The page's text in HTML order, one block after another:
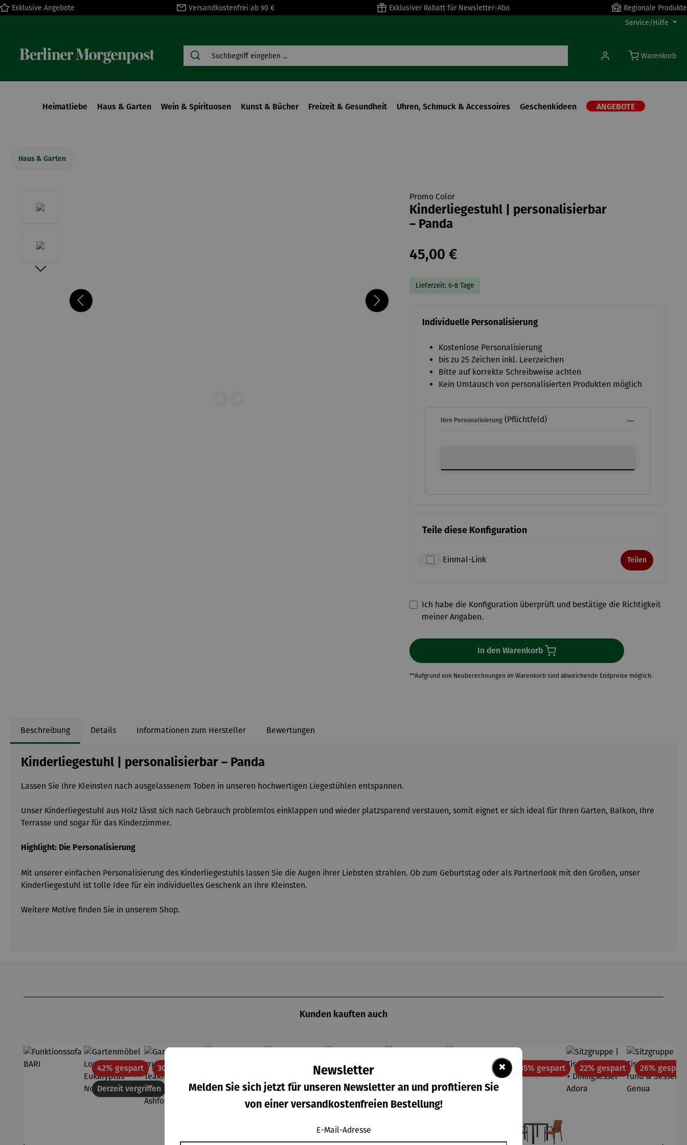
Zur Hauptnavigation springen
Exklusive Angebote Versandkostenfrei ab 90 € Exklusiver Rabatt für Newsletter-Abo
Regionale Produkte
Service/Hilfe
Warenkorb
Heimatliebe Haus & Garten Wein & Spirituosen Kunst & Bücher Freizeit & Gesundheit Uhren, Schmuck & Accessoires Geschenkideen ANGEBOTE
Haus & Garten
Promo Color
Kinderliegestuhl | personalisierbar
– Panda
45,00 €
Lieferzeit: 6-8 Tage
Individuelle Personalisierung
Kostenlose Personalisierung
bis zu 25 Zeichen inkl. Leerzeichen
Bitte auf korrekte Schreibweise achten
Kein Umtausch von personalisierten Produkten möglich
Ihre Personalisierung(Pflichtfeld)
Teile diese Konfiguration
Einmal-Link Teilen
Ich habe die Konfiguration überprüft und bestätige die Richtigkeit
meiner Angaben.
In den Warenkorb
**Aufgrund von Neuberechnungen im Warenkorb sind abweichende Endpreise möglich.
Beschreibung Details Informationen zum Hersteller Bewertungen
Kinderliegestuhl | personalisierbar – Panda
Lassen Sie Ihre Kleinsten nach ausgelassenem Toben in unseren hochwertigen Liegestühlen entspannen.
Unser Kinderliegestuhl aus Holz lässt sich nach Gebrauch problemlos einklappen und wieder platzsparend verstauen, somit eignet er sich ideal für Ihren Garten, Balkon, Ihre
Terrasse und sogar für das Kinderzimmer.
Highlight: Die Personalisierung
Mit unserer einfachen Personalisierung des Kinderliegestuhls lassen Sie die Augen ihrer Liebsten strahlen. Ob zum Geburtstag oder als Partnerlook mit den Großen, unser
Kinderliegestuhl ist tolle Idee für ein individuelles Geschenk an Ihre Kleinsten.
Weitere Motive finden Sie in unserem Shop.
Kunden kauften auch
Derzeit vergriffen
42% gespartRabatt30% gespart Derzeit vergriffen 35% gespartRabatt35% gespartRabatt22% gespartRabatt26% gespart
×
Newsletter
Melden Sie sich jetzt für unseren Newsletter an und profitieren Sie
von einer versandkostenfreien Bestellung!
E-Mail-Adresse